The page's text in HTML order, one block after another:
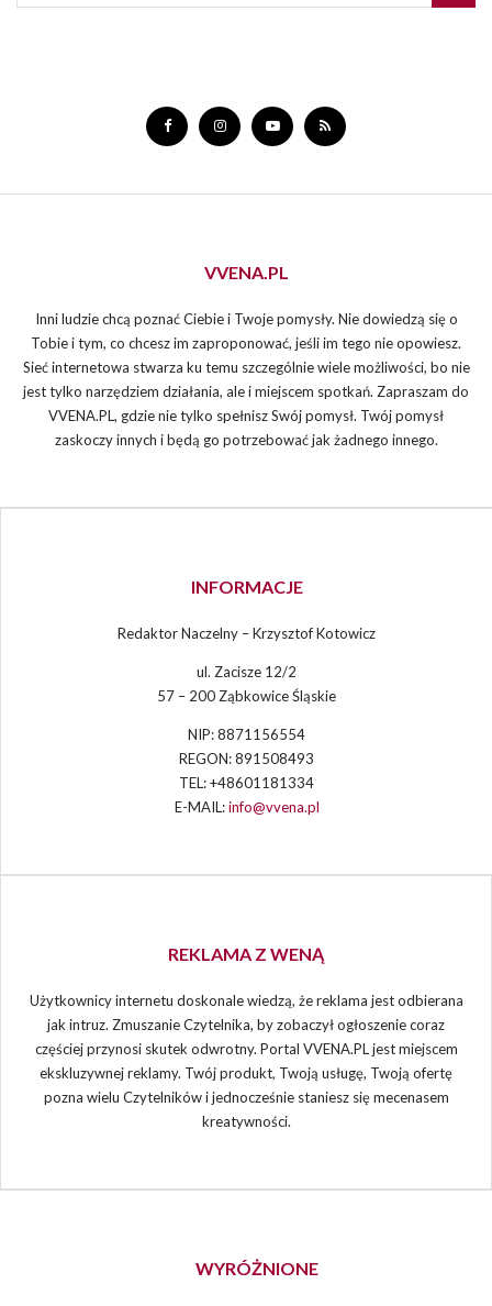
VVENA.PL
Inni ludzie chcą poznać Ciebie i Twoje pomysły. Nie dowiedzą się o
Tobie i tym, co chcesz im zaproponować, jeśli im tego nie opowiesz.
Sieć internetowa stwarza ku temu szczególnie wiele możliwości, bo nie
jest tylko narzędziem działania, ale i miejscem spotkań. Zapraszam do
VVENA.PL, gdzie nie tylko spełnisz Swój pomysł. Twój pomysł
zaskoczy innych i będą go potrzebować jak żadnego innego.
INFORMACJE
Redaktor Naczelny – Krzysztof Kotowicz
ul. Zacisze 12/2
57 – 200 Ząbkowice Śląskie
NIP: 8871156554
REGON: 891508493
TEL: +48601181334
E-MAIL:info@vvena.pl
REKLAMA Z WENĄ
Użytkownicy internetu doskonale wiedzą, że reklama jest odbierana
jak intruz. Zmuszanie Czytelnika, by zobaczył ogłoszenie coraz
częściej przynosi skutek odwrotny. Portal VVENA.PL jest miejscem
ekskluzywnej reklamy. Twój produkt, Twoją usługę, Twoją ofertę
pozna wielu Czytelników i jednocześnie staniesz się mecenasem
kreatywności.
WYRÓŻNIONE